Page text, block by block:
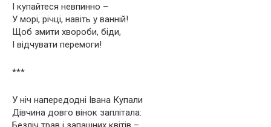
І купайтеся невпинно –
У морі, річці, навіть у ванній!
Щоб змити хвороби, біди,
І відчувати перемоги!
***
У ніч напередодні Івана Купали
Дівчина довго вінок заплітала: